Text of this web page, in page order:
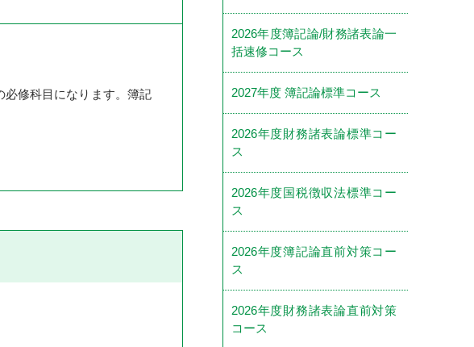
修科目になります。簿記
2026年度簿記論/財務諸表論一
括速修コース
2027年度 簿記論標準コース
2026年度財務諸表論標準コー
ス
2026年度国税徴収法標準コー
ス
2026年度簿記論直前対策コー
ス
2026年度財務諸表論直前対策
コース